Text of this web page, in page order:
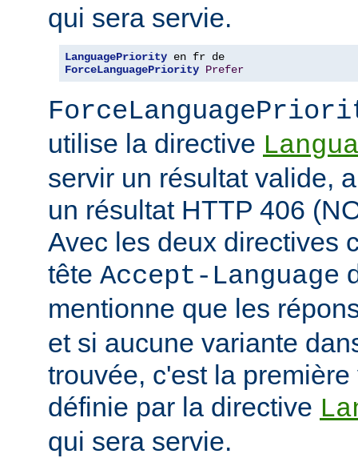
qui sera servie.
LanguagePriority
ForceLanguagePriority Prefer
utilise la directive
servir un résultat valide,
un résultat HTTP 406
Avec les deux directives
tête Accept-Language
mentionne que les
et si aucune variante
trouvée, c'est la
définie par la directive
qui sera servie.